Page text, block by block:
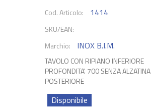
Cod. Articolo: 1414
SKU/EAN:
Marchio:
INOX B.I.M.
TAVOLO CON RIPIANO INFERIORE
PROFONDITA' 700 SENZA ALZATINA
POSTERIORE
Disponibile